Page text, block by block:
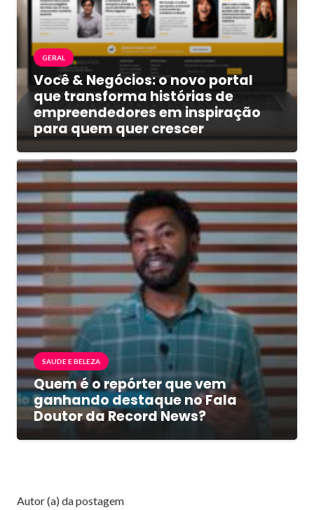
GERAL
Você & Negócios: o novo portal
que transforma histórias de
empreendedores em inspiração
para quem quer crescer
SAUDE E BELEZA
Quem é o repórter que vem
ganhando destaque no Fala
Doutor da Record News?
Autor (a) da postagem